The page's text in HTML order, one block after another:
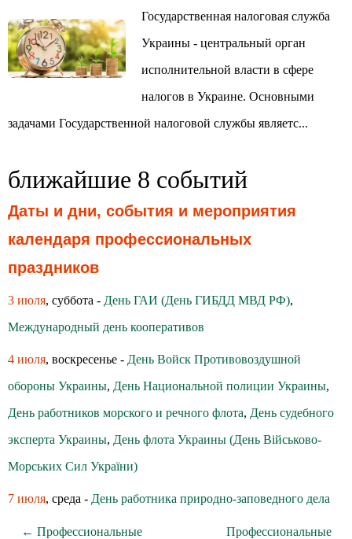
Государственная налоговая служба
Украины - центральный орган
исполнительной власти в сфере
налогов в Украине. Основными
задачами Государственной налоговой службы являетс...
ближайшие 8 событий
Даты и дни, события и мероприятия
календаря профессиональных
праздников
3 июля, суббота - День ГАИ (День ГИБДД МВД РФ),
Международный день кооперативов
4 июля, воскресенье - День Войск Противовоздушной
обороны Украины, День Национальной полиции Украины,
День работников морского и речного флота, День судебного
эксперта Украины, День флота Украины (День Військово-
Морських Сил України)
7 июля, среда - День работника природно-заповедного дела
← Профессиональные
Профессиональные